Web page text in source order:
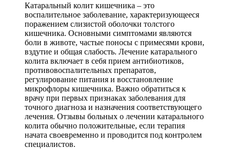
Катаральный колит кишечника – это
воспалительное заболевание, характеризующееся
поражением слизистой оболочки толстого
кишечника. Основными симптомами являются
боли в животе, частые поносы с примесями крови,
вздутие и общая слабость. Лечение катарального
колита включает в себя прием антибиотиков,
противовоспалительных препаратов,
регулирование питания и восстановление
микрофлоры кишечника. Важно обратиться к
врачу при первых признаках заболевания для
точного диагноза и назначения соответствующего
лечения. Отзывы больных о лечении катарального
колита обычно положительные, если терапия
начата своевременно и проводится под контролем
специалистов.